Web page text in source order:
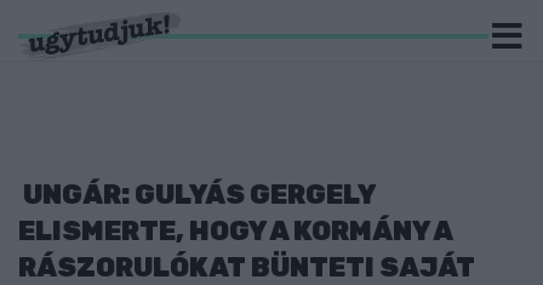
UNGÁR: GULYÁS GERGELY
ELISMERTE, HOGY A KORMÁNY A
RÁSZORULÓKAT BÜNTETI SAJÁT